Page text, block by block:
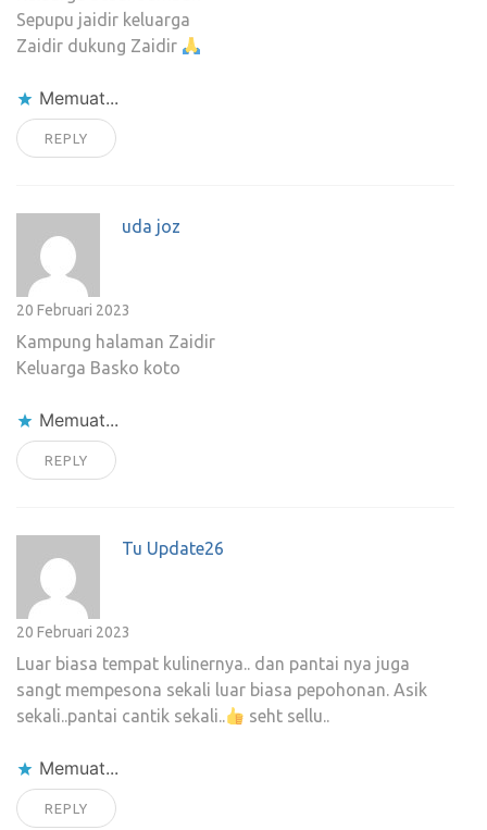
Sepupu jaidir keluarga
Zaidir dukung Zaidir
Memuat...
REPLY
uda joz
20 Februari 2023
Kampung halaman Zaidir
Keluarga Basko koto
Memuat...
REPLY
Tu Update26
20 Februari 2023
Luar biasa tempat kulinernya.. dan pantai nya juga
sangt mempesona sekali luar biasa pepohonan. Asik
sekali..pantai cantik sekali..
seht sellu..
Memuat...
REPLY